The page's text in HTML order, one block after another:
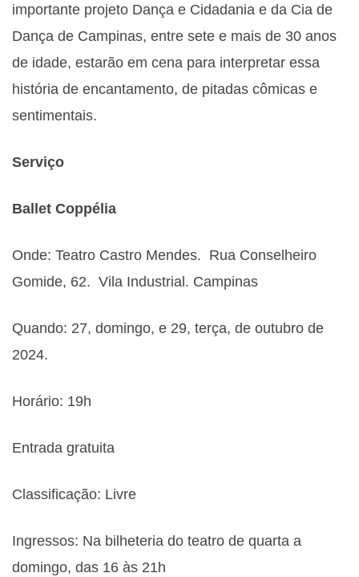
importante projeto Dança e Cidadania e da Cia de
Dança de Campinas, entre sete e mais de 30 anos
de idade, estarão em cena para interpretar essa
história de encantamento, de pitadas cômicas e
sentimentais.
Serviço
Ballet Coppélia
Onde: Teatro Castro Mendes. Rua Conselheiro
Gomide, 62. Vila Industrial. Campinas
Quando: 27, domingo, e 29, terça, de outubro de
2024.
Horário: 19h
Entrada gratuita
Classificação: Livre
Ingressos: Na bilheteria do teatro de quarta a
domingo, das 16 às 21h